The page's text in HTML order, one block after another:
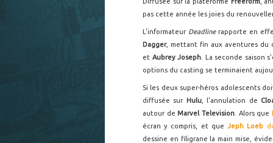
pas cette année les joies du
L'informateur Deadlinerapporte en
Dagger, mettant fin aux aventures du
et Aubrey Joseph . La seconde saison
options du casting se terminaient
Si les deux super-héros adolescents
diffusée sur Hulu, l'annulation de
autour deMarvel Television. Alors que
écran y compris, et queJeph Loeb
dessine en filigrane la main mise,